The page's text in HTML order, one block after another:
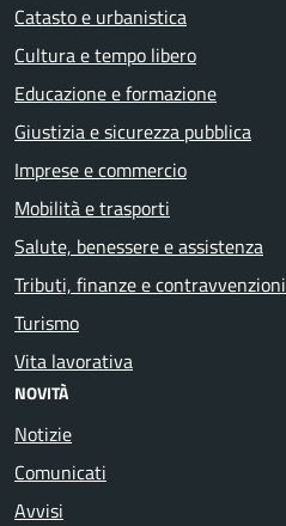
Catasto e urbanistica
Cultura e tempo libero
Educazione e formazione
Giustizia e sicurezza pubblica
Imprese e commercio
Mobilità e trasporti
Salute, benessere e assistenza
Tributi, finanze e contravvenzioni
Turismo
Vita lavorativa
NOVITÀ
Notizie
Comunicati
Avvisi